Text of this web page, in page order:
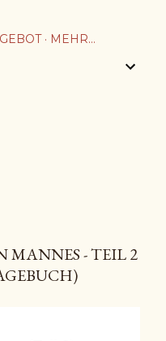
MEHR…
MANNES - TEIL 2